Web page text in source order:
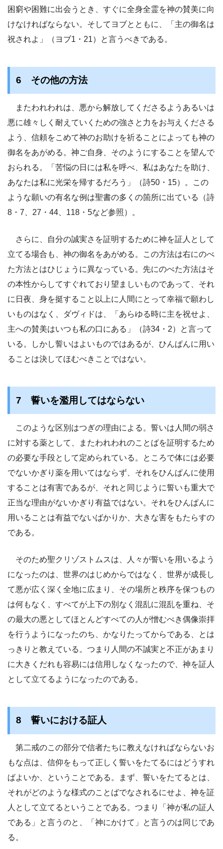
困窮や困難に出会うとき、すぐに全身全霊を神の賛美に向
けなければならない。そしてヨブとともに、「主の御名は
祝されよ」（ヨブ1・21）と言うべきである。
6 その他の方法
またわれわれは、悪から解放してくださるようあるいは
悪に雄々しく耐えていくための強さと力をお与えくださる
よう、信頼をこめて神のお助けを祈ることによっても神の
御名をあがめる。神ご自身、そのようにすることを望んで
おられる。「苦悩の日には私を呼べ、私はあなたを助け、
あなたは私に光栄を帰するだろう」（詩50・15）。この
ような願いの有名な例は聖書の多くの箇所に出ている（詩
8・7、27・44、118・5など参照）。
さらに、自分の誠実さを証明するために神を証人として
立てる場合も、神の御名をあがめる。この方法は右にのべ
た方法とはひじょうに異なっている。先にのべた方法はそ
の本性からしてすぐれており望ましいものであって、それ
に日夜、身を挺すること以上に人間にとって幸福で願わし
いものはなく、ダヴィドは、「あらゆる時に主を祝せよ、
主への賛美はいつも私の口にある」（詩34・2）と言って
いる。しかし誓いはよいものではあるが、ひんぱんに用い
ることは決してほむべきことではない。
7 誓いを濫用してはならない
このような区別はつぎの理由による。誓いは人間の弱さ
に対する薬として、またわれわれのことばを証明するため
の必要な手段として定められている。ところで体には必要
でないかぎり薬を用いてはならず、それをひんぱんに使用
することは有害であるが、それと同じように誓いも重大で
正当な理由がないかぎり有益ではない。それをひんぱんに
用いることは有益でないばかりか、大きな害をもたらすの
である。
そのため聖クリゾストムスは、人々が誓いを用いるよう
になったのは、世界のはじめからではなく、世界が成長し
て悪が広く深く全地に広まり、その場所と秩序を保つもの
は何もなく、すべてが上下の別なく混乱に混乱を重ね、そ
の最大の悪としてほとんどすべての人が憎むべき偶像崇拝
を行うようになったのち、かなりたってからである、とは
っきりと教えている。つまり人間の不誠実と不正があまり
に大きくだれも容易には信用しなくなったので、神を証人
として立てるようになったのである。
8 誓いにおける証人
第二戒のこの部分で信者たちに教えなければならないお
もな点は、信仰をもって正しく誓いをたてるにはどうすれ
ばよいか、ということである。まず、誓いをたてるとは、
それがどのような様式のことばでなされるにせよ、神を証
人として立てるということである。つまり「神が私の証人
である」と言うのと、「神にかけて」と言うのは同じであ
る。